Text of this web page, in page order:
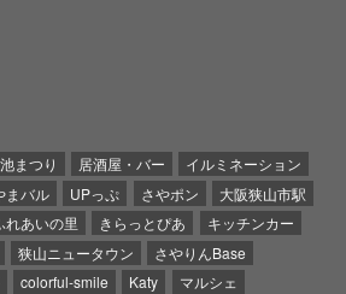
まつり 居酒屋・バー
イルミネーション
まバル UPっぷ さやポン
大阪狭山市駅
れあいの里 きらっとぴあ
キッチンカー
狭山ニュータウン
さやりんBase
colorful-smile Katy
マルシェ